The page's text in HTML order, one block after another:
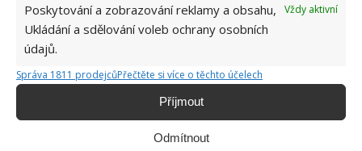
Poskytování a zobrazování reklamy a obsahu,
Ukládání a sdělování voleb ochrany osobních
údajů.
Vždy aktivní
Správa 1811 prodejcůPřečtěte si více o těchto účelech
Příjmout
Odmítnout